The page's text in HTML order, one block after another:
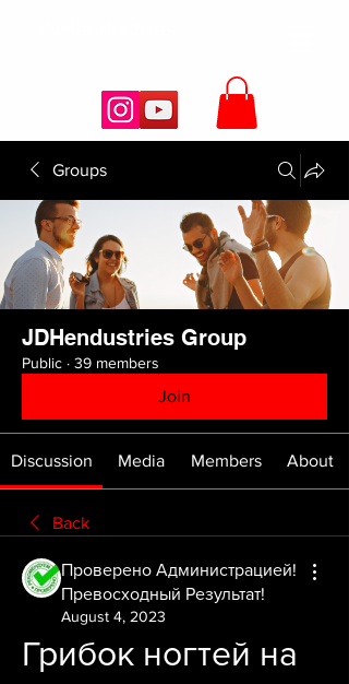
Groups
JDHendustries Group
Public · 39 members
Join
Discussion Media Members About
Back
Проверено Администрацией!
Превосходный Результат!
August 4, 2023
Грибок ногтей на